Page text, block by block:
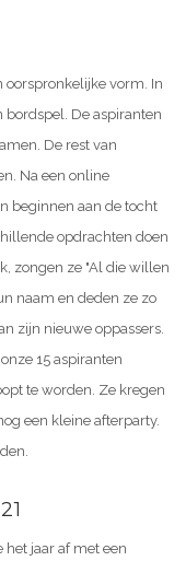
oorspronkelijke vorm. In
bordspel. De aspiranten
De rest van
Na een online
beginnen aan de tocht
opdrachten doen
zongen ze "Al die willen
naam en deden ze zo
zijn nieuwe oppassers.
15 aspiranten
te worden. Ze kregen
een kleine afterparty.
het jaar af met een